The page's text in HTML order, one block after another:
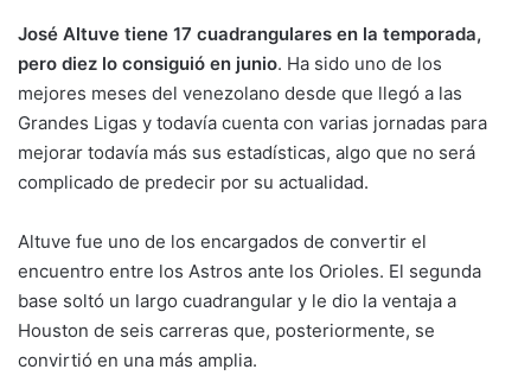
José Altuve tiene 17 cuadrangulares en la temporada,
pero diez lo consiguió en junio. Ha sido uno de los
mejores meses del venezolano desde que llegó a las
Grandes Ligas y todavía cuenta con varias jornadas para
mejorar todavía más sus estadísticas, algo que no será
complicado de predecir por su actualidad.
Altuve fue uno de los encargados de convertir el
encuentro entre los Astros ante los Orioles. El segunda
base soltó un largo cuadrangular y le dio la ventaja a
Houston de seis carreras que, posteriormente, se
convirtió en una más amplia.